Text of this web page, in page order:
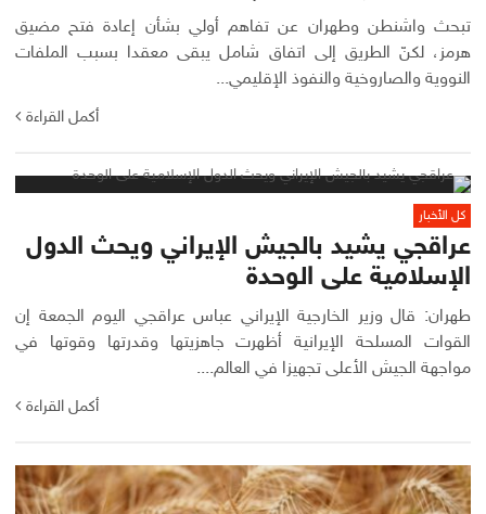
تبحث واشنطن وطهران عن تفاهم أولي بشأن إعادة فتح مضيق
هرمز، لكنّ الطريق إلى اتفاق شامل يبقى معقدا بسبب الملفات
النووية والصاروخية والنفوذ الإقليمي...
أكمل القراءة
كل الأخبار
عراقجي يشيد بالجيش الإيراني ويحث الدول
الإسلامية على الوحدة
طهران: قال وزير الخارجية الإيراني عباس ‌عراقجي اليوم الجمعة إن
القوات المسلحة الإيرانية أظهرت جاهزيتها وقدرتها وقوتها في
مواجهة الجيش الأعلى تجهيزا في العالم....
أكمل القراءة